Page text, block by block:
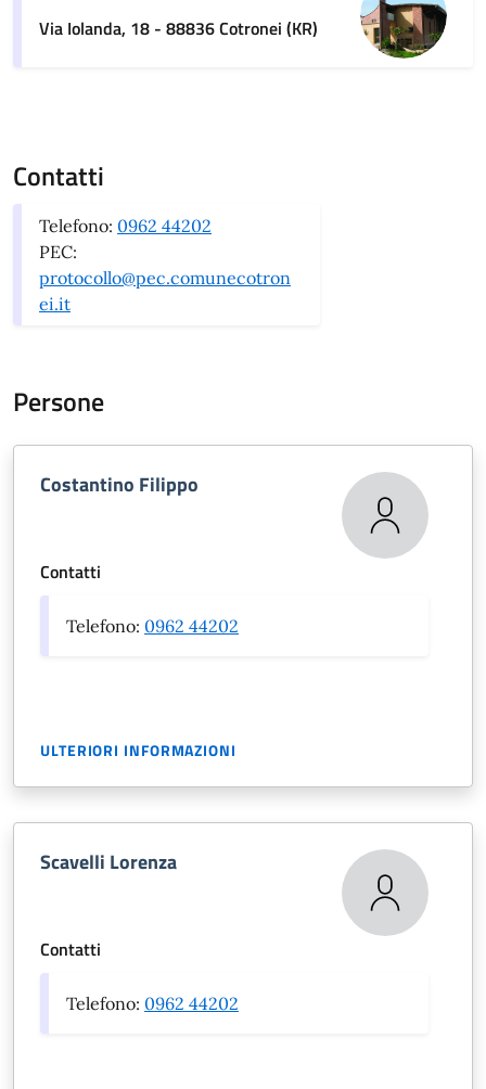
Via Iolanda, 18 - 88836 Cotronei (KR)
Contatti
Telefono: 0962 44202
PEC:
protocollo@pec.comunecotron
ei.it
Persone
Costantino Filippo
Contatti
Telefono: 0962 44202
ULTERIORI INFORMAZIONI
Scavelli Lorenza
Contatti
Telefono: 0962 44202